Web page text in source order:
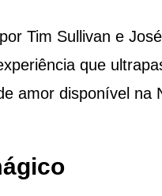
Tim Sullivan e
que
amor disponível na